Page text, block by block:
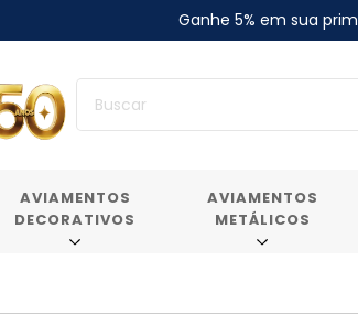
Ganhe 5% em sua
AVIAMENTOS
DECORATIVOS
AVIAMENTOS
METÁLICOS